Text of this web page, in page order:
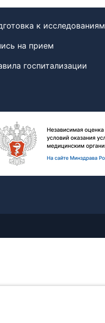
к исследованиям
на прием
госпитализации